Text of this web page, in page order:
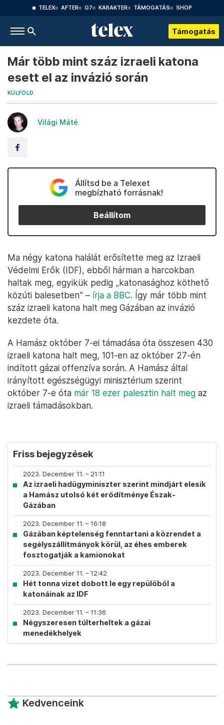
TELEX AFTER G7 KARAKTER TÁMOGATÁS SHOP
Támogatás
Már több mint száz izraeli katona
esett el az invázió során
KÜLFÖLD
Világi Máté
Állítsd be a Telexet
megbízható forrásnak!
Beállítom
Ma négy katona halálát erősítette meg az Izraeli
Védelmi Erők (IDF), ebből hárman a harcokban
haltak meg, egyikük pedig „katonasághoz köthető
közúti balesetben” – írja a BBC. Így már több mint
száz izraeli katona halt meg Gázában az invázió
kezdete óta.
A Hamász október 7-ei támadása óta összesen 430
izraeli katona halt meg, 101-en az október 27-én
indított gázai offenzíva során. A Hamász által
irányított egészségügyi minisztérium szerint
október 7-e óta már 18 ezer palesztin halt meg az
izraeli támadásokban.
Friss bejegyzések
2023. December 11. – 21:11
Az izraeli hadügyminiszter szerint mindjárt elesik
a Hamász utolsó két erődítménye Észak-
Gázában
2023. December 11. – 16:18
Gázában képtelenség fenntartani a közrendet a
segélyszállítmányok körül, az éhes emberek
fosztogatják a kamionokat
2023. December 11. – 12:42
Hét tonna vizet dobott le egy repülőből a
katonáinak az IDF
2023. December 11. – 11:36
Négyszeresen túlterheltek a gázai
menedékhelyek
Kedvenceink